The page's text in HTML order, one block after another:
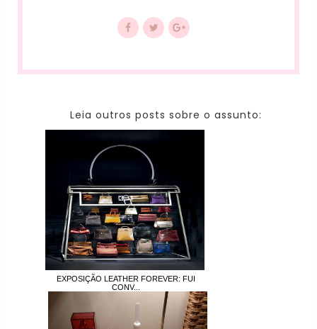
Leia outros posts sobre o assunto:
EXPOSIÇÃO LEATHER FOREVER: FUI
CONV...